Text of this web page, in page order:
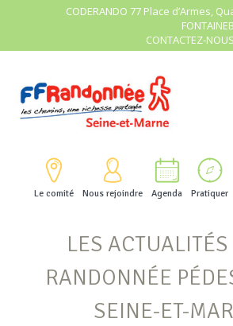
CODERANDO 77 Place d’Armes,
CONTACTEZ-NOUS
Le comité Nous rejoindre Agenda Pratiquer
LES
RANDONNÉE
SEINE-ET-